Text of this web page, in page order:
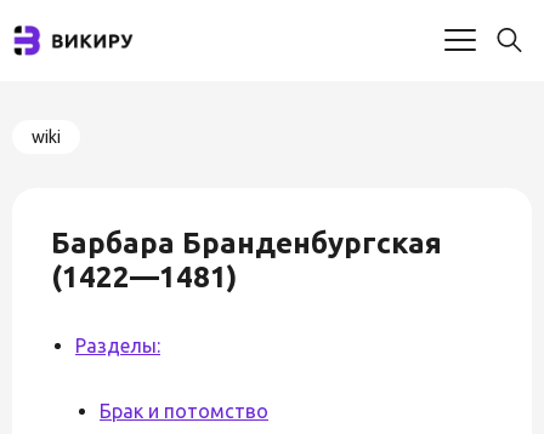
wiki
Барбара Бранденбургская
(1422—1481)
Разделы:
Брак и потомство